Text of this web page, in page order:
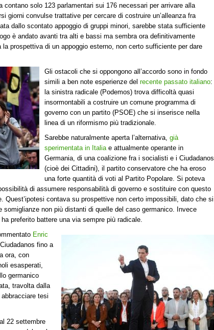
contano solo 123 parlamentari sui 176 necessari per arrivare alla
giorni convulse trattative per cercare di costruire un’alleanza fra
dallo scontato appoggio di gruppi minori, sarebbe stata sufficiente
è andato avanti tra alti e bassi ma sembra ora definitivamente
prospettiva di un appoggio esterno, non certo sufficiente per dare
Gli ostacoli che si oppongono all’accordo sono in fondo
simili a ben note esperienze del recente passato italiano:
la sinistra radicale (Podemos) trova difficoltà quasi
insormontabili a costruire un comune programma di
governo con un partito (PSOE) che si inserisce nella
linea di un riformismo più tradizionale.
Sarebbe naturalmente aperta l’alternativa, già
sperimentata in Italiae attualmente operante in
Germania, di una coalizione fra i socialisti e i Ciudadanos
(cioè dei Cittadini), il partito conservatore che ha eroso
una forte quantità di voti al Partito Popolare. Si poteva
di assumere responsabilità di governo e sostituire con questo
Quest’ipotesi contava su prospettive non certo impossibili, dato che si
non più distanti di quelle del caso germanico. Invece
preferito battere una via sempre più radicale.
Enric
fino a
ora, con
esasperati,
germanico
travolta dalla
tesi
22 settembre